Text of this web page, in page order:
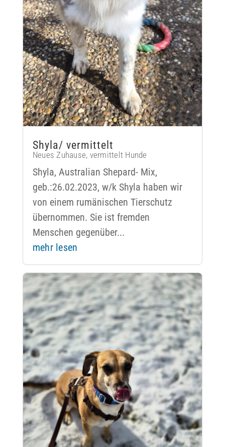
Shyla/ vermittelt
Neues Zuhause, vermittelt Hunde
Shyla, Australian Shepard- Mix,
geb.:26.02.2023, w/k Shyla haben wir
von einem rumänischen Tierschutz
übernommen. Sie ist fremden
Menschen gegenüber...
mehr lesen